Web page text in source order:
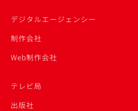
デジタルエージェンシー
制作会社
Web制作会社
テレビ局
出版社